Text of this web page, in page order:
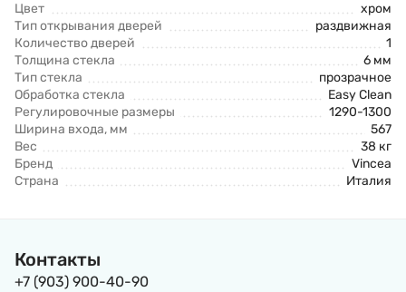
Цвет
хром
Тип открывания дверей
раздвижная
Количество дверей
1
Толщина стекла
6 мм
Тип стекла
прозрачное
Обработка стекла
Easy Clean
Регулировочные размеры
1290-1300
Ширина входа, мм
567
Вес
38 кг
Бренд
Vincea
Страна
Италия
Контакты
+7 (903) 900-40-90